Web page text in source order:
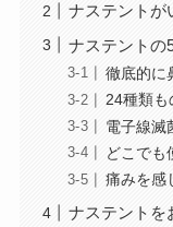
ナステントが
ナステントの
徹底的に
24種類も
電子線滅
どこでも
痛みを感
ナステントを